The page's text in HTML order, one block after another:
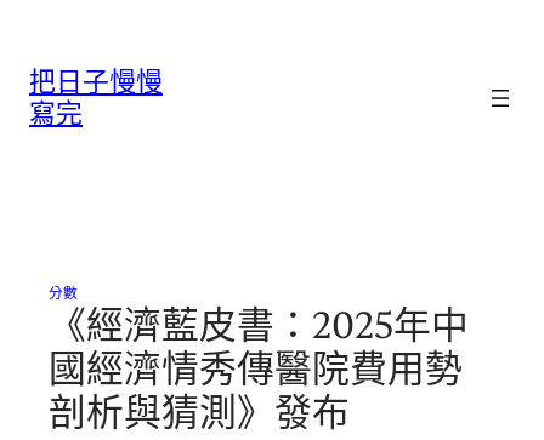
把日子慢慢
寫完
分數
《經濟藍皮書：2025年中
國經濟情秀傳醫院費用勢
剖析與猜測》發布